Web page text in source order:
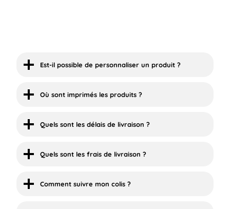
Est-il possible de personnaliser un produit ?
Où sont imprimés les produits ?
Quels sont les délais de livraison ?
Quels sont les frais de livraison ?
Comment suivre mon colis ?